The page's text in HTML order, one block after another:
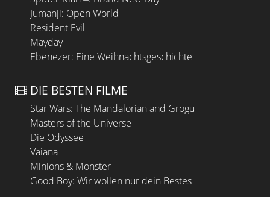
Jumanji: Open World
Resident Evil
Mayday
Ebenezer: Eine Weihnachtsgeschichte
DIE BESTEN FILME
Star Wars: The Mandalorian and Grogu
Masters of the Universe
Die Odyssee
Vaiana
Minions & Monster
Good Boy: Wir wollen nur dein Bestes